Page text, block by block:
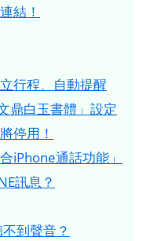
結！
行程、自動提醒
鼎白玉書體」設定
停用！
iPhone通話功能」
訊息？
到聲音？